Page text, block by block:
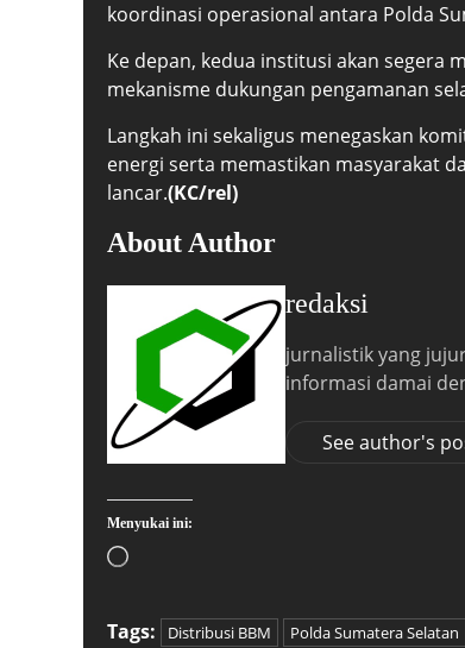
koordinasi operasional antara Polda
Ke depan, kedua institusi akan segera
mekanisme dukungan pengamanan
Langkah ini sekaligus menegaskan
energi serta memastikan masyarakat
lancar.(KC/rel)
About Author
redaksi
jurnalistik yang
informasi damai
See author's
Menyukai ini:
Tags: Distribusi BBM Polda Sumatera Selatan